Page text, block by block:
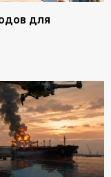
для